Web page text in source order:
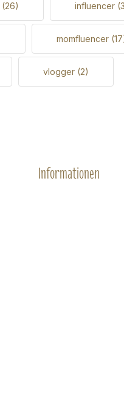
(26) influencer
momfluencer
vlogger (2)
Informationen